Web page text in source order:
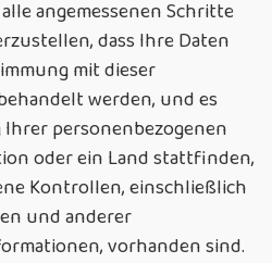
angemessenen Schritte
dass Ihre Daten
mit dieser
werden, und es
personenbezogenen
oder ein Land stattfinden,
Kontrollen, einschließlich
und anderer
vorhanden sind.